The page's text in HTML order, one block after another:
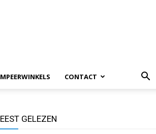
CONTACT
GELEZEN